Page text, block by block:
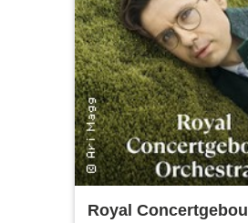
Royal